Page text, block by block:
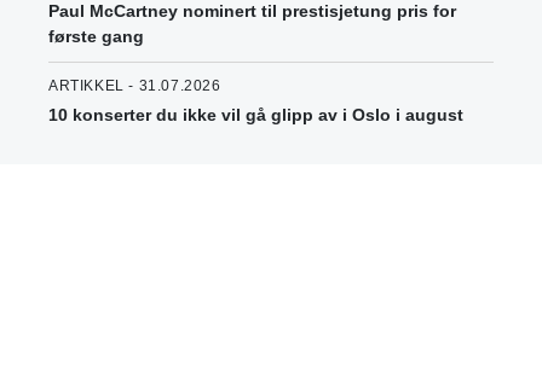
Paul McCartney nominert til prestisjetung pris for
første gang
ARTIKKEL - 31.07.2026
10 konserter du ikke vil gå glipp av i Oslo i august